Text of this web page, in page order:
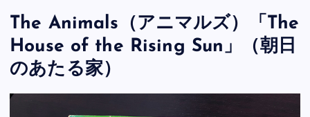
The Animals（アニマルズ）「The
House of the Rising Sun」（朝日
のあたる家）